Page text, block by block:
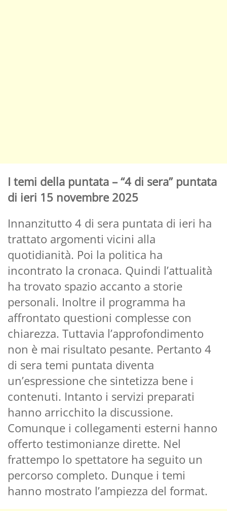
I temi della puntata – “4 di sera” puntata
di ieri 15 novembre 2025
Innanzitutto 4 di sera puntata di ieri ha
trattato argomenti vicini alla
quotidianità. Poi la politica ha
incontrato la cronaca. Quindi l’attualità
ha trovato spazio accanto a storie
personali. Inoltre il programma ha
affrontato questioni complesse con
chiarezza. Tuttavia l’approfondimento
non è mai risultato pesante. Pertanto 4
di sera temi puntata diventa
un’espressione che sintetizza bene i
contenuti. Intanto i servizi preparati
hanno arricchito la discussione.
Comunque i collegamenti esterni hanno
offerto testimonianze dirette. Nel
frattempo lo spettatore ha seguito un
percorso completo. Dunque i temi
hanno mostrato l’ampiezza del format.